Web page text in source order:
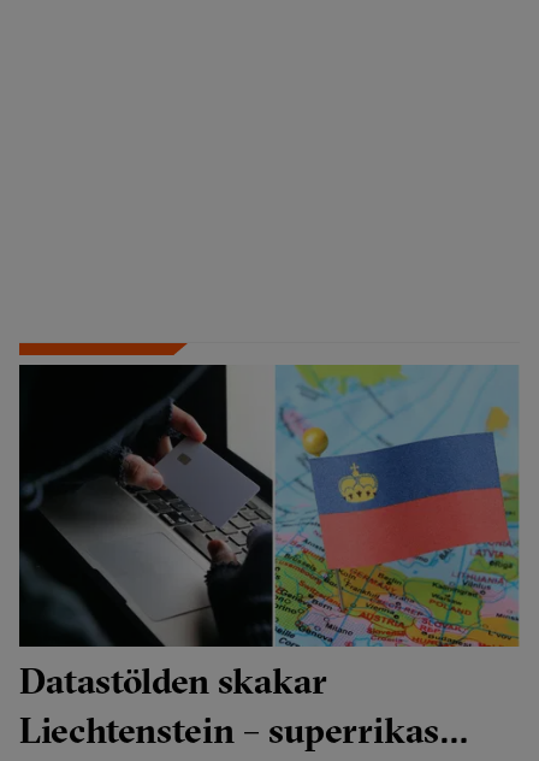
Datastölden skakar
Liechtenstein – superrikas